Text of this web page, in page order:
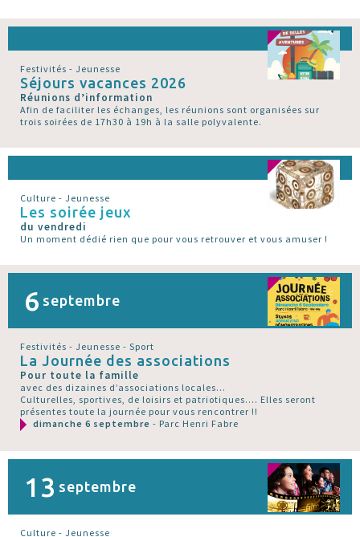
Festivités - Jeunesse
Séjours vacances 2026
Réunions d’information
Afin de faciliter les échanges, les réunions sont organisées sur
trois soirées de 17h30 à 19h à la salle polyvalente.
Culture - Jeunesse
Les soirée jeux
du vendredi
Un moment dédié rien que pour vous retrouver et vous amuser !
6 septembre
Festivités - Jeunesse - Sport
La Journée des associations
Pour toute la famille
avec des dizaines d’associations locales...
Culturelles, sportives, de loisirs et patriotiques.... Elles seront
présentes toute la journée pour vous rencontrer !!
dimanche 6 septembre - Parc Henri Fabre
13 septembre
Culture - Jeunesse